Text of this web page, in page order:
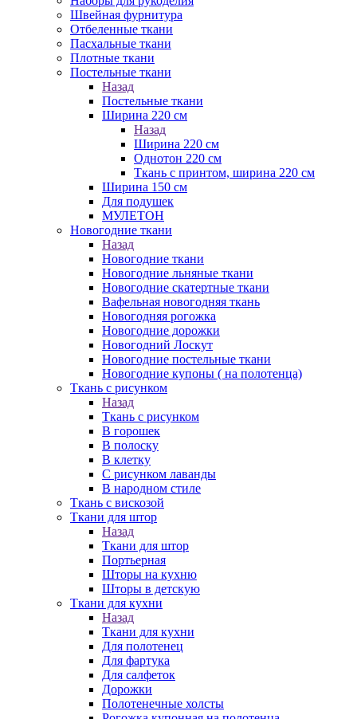
Швейная фурнитура
Отбеленные ткани
Пасхальные ткани
Плотные ткани
Постельные ткани
Назад
Постельные ткани
Ширина 220 см
Назад
Ширина 220 см
Однотон 220 см
Ткань с принтом, ширина 220 см
Ширина 150 см
Для подушек
МУЛЕТОН
Новогодние ткани
Назад
Новогодние ткани
Новогодние льняные ткани
Новогодние скатертные ткани
Вафельная новогодняя ткань
Новогодняя рогожка
Новогодние дорожки
Новогодний Лоскут
Новогодние постельные ткани
Новогодние купоны ( на полотенца)
Ткань с рисунком
Назад
Ткань с рисунком
В горошек
В полоску
В клетку
С рисунком лаванды
В народном стиле
Ткань с вискозой
Ткани для штор
Назад
Ткани для штор
Портьерная
Шторы на кухню
Шторы в детскую
Ткани для кухни
Назад
Ткани для кухни
Для полотенец
Для фартука
Для салфеток
Дорожки
Полотенечные холсты